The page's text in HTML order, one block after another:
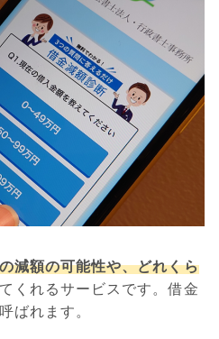
減額の可能性や、どれくら
くれるサービスです。借金
ばれます。